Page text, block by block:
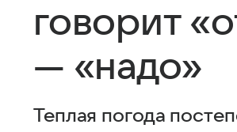
говорит
— «надо»
Теплая погода